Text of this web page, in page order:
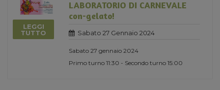
LEGGI
TUTTO
LABORATORIO DI CARNEVALE
con-gelato!
Sabato 27 Gennaio 2024
Sabato 27 gennaio 2024
Primo turno 11:30 - Secondo turno 15:00